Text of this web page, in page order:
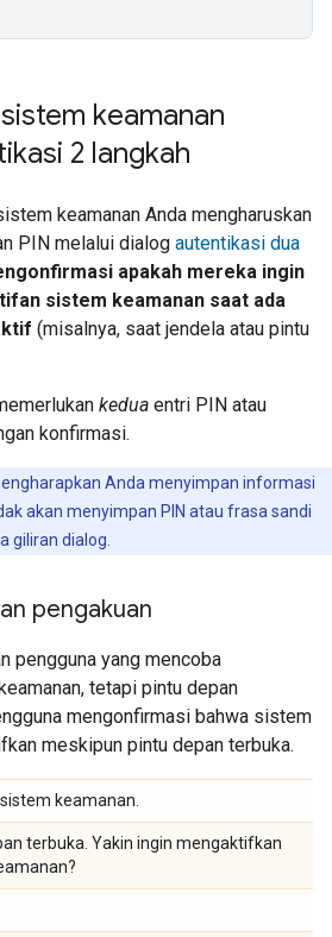
keamanan
2 langkah
keamanan Anda mengharuskan
PIN melalui dialog autentikasi dua
apakah mereka ingin
sistem keamanan saat ada
(misalnya, saat jendela atau pintu
kedua entri PIN atau
konfirmasi.
Anda menyimpan informasi
akan menyimpan PIN atau frasa sandi
giliran dialog.
pengakuan
pengguna yang mencoba
tetapi pintu depan
mengonfirmasi bahwa sistem
meskipun pintu depan terbuka.
keamanan.
terbuka. Yakin ingin mengaktifkan